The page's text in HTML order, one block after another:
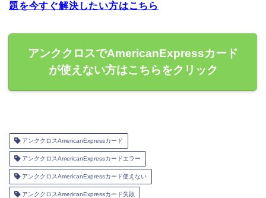
題を今すぐ解決したい方はこちら
アンククロスでAmericanExpressカード
が使えない方はこちらをクリック
アンククロスAmericanExpressカード
アンククロスAmericanExpressカードエラー
アンククロスAmericanExpressカード使えない
アンククロスAmericanExpressカード失敗